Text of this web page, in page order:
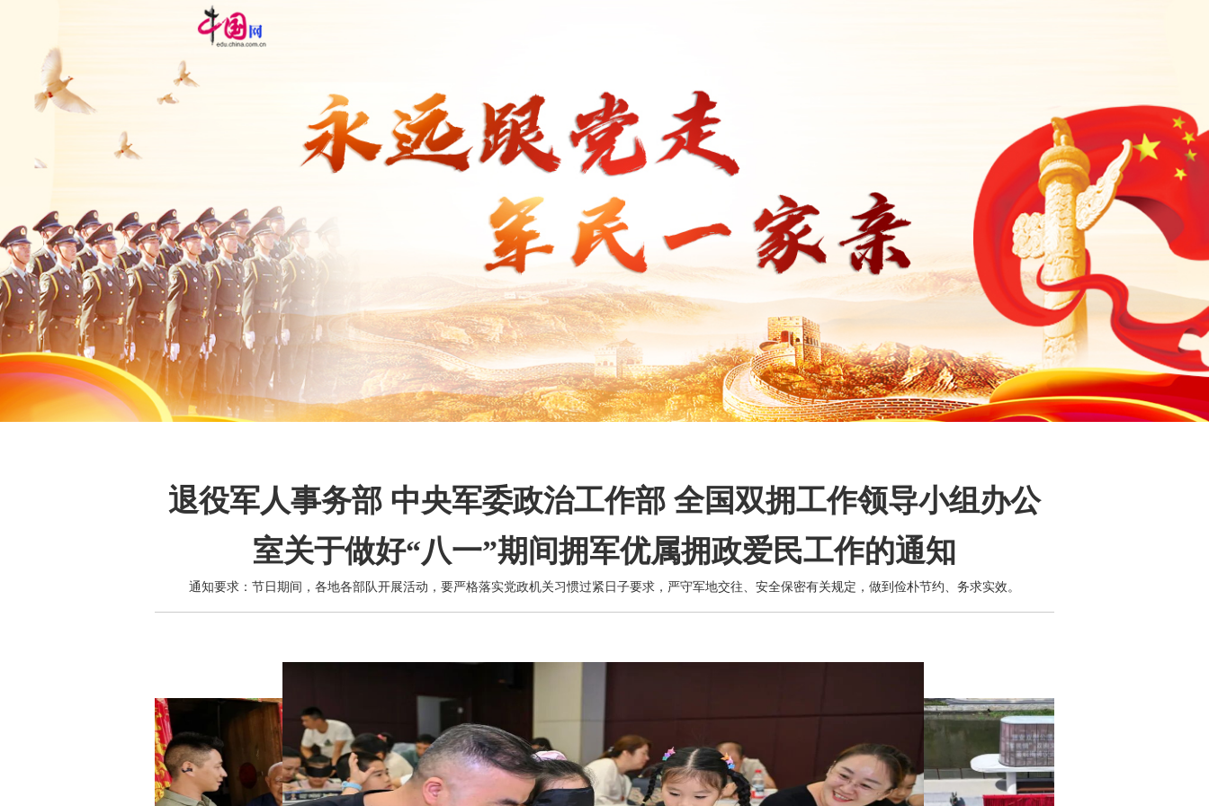
退役军人事务部 中央军委政治工作部 全国双拥工作领导小组办公
室关于做好“八一”期间拥军优属拥政爱民工作的通知
通知要求：节日期间，各地各部队开展活动，要严格落实党政机关习惯过紧日子要求，严守军地交往、安全保密有关规定，做到俭朴节约、务求实效。